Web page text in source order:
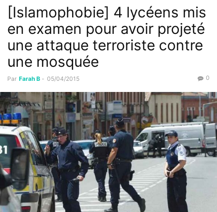
[Islamophobie] 4 lycéens mis
en examen pour avoir projeté
une attaque terroriste contre
une mosquée
Par Farah B - 05/04/2015 0